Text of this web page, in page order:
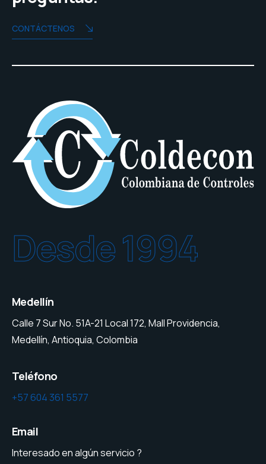
CONTÁCTENOS
Desde 1994
Medellín
Calle 7 Sur No. 51A-21 Local 172, Mall Providencia,
Medellín, Antioquia, Colombia
Teléfono
+57 604 361 5577
Email
Interesado en algún servicio ?